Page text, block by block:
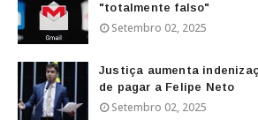
"totalmente falso"
Setembro 02, 2025
Justiça aumenta
de pagar a Felipe Neto
Setembro 02, 2025